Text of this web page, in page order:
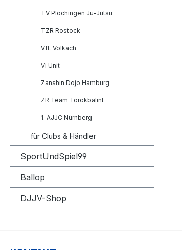
TV Plochingen Ju-Jutsu
TZR Rostock
VfL Volkach
Vi Unit
Zanshin Dojo Hamburg
ZR Team Törökbalint
1. AJJC Nürnberg
für Clubs & Händler
SportUndSpiel99
Ballop
DJJV-Shop